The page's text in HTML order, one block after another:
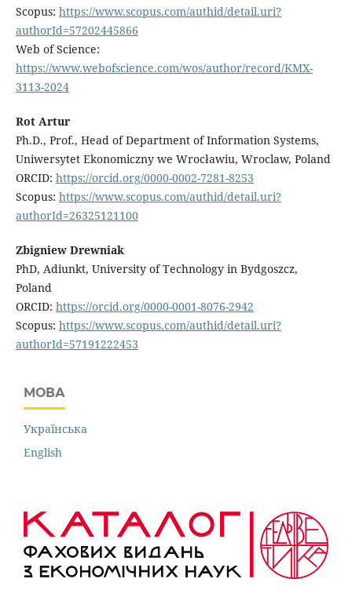
Scopus: https://www.scopus.com/authid/detail.uri?
authorId=57202445866
Web of Science:
https://www.webofscience.com/wos/author/record/KMX-
3113-2024
Rot Artur
Ph.D., Prof., Head of Department of Information Systems,
Uniwersytet Ekonomiczny we Wrocławiu, Wroclaw, Poland
ORCID: https://orcid.org/0000-0002-7281-8253
Scopus: https://www.scopus.com/authid/detail.uri?
authorId=26325121100
Zbigniew Drewniak
PhD, Adiunkt, University of Technology in Bydgoszcz,
Poland
ORCID: https://orcid.org/0000-0001-8076-2942
Scopus: https://www.scopus.com/authid/detail.uri?
authorId=57191222453
МОВА
Українська
English